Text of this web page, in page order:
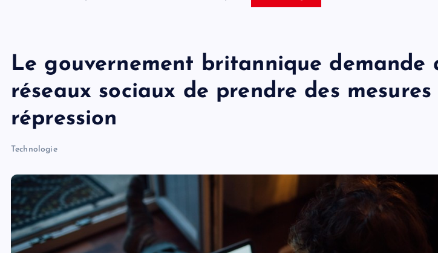
Le gouvernement britannique demande
réseaux sociaux de prendre des mesures
répression
Technologie